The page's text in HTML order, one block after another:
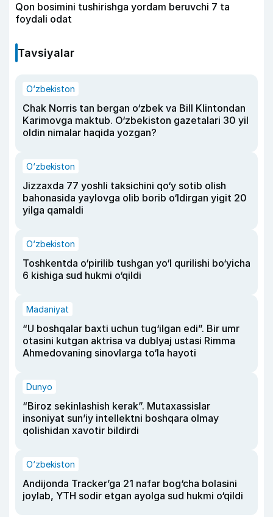
Qon bosimini tushirishga yordam beruvchi 7 ta
foydali odat
Tavsiyalar
O‘zbekiston
Chak Norris tan bergan o‘zbek va Bill Klintondan
Karimovga maktub. O‘zbekiston gazetalari 30 yil
oldin nimalar haqida yozgan?
O‘zbekiston
Jizzaxda 77 yoshli taksichini qo‘y sotib olish
bahonasida yaylovga olib borib o‘ldirgan yigit 20
yilga qamaldi
O‘zbekiston
Toshkentda o‘pirilib tushgan yo‘l qurilishi bo‘yicha
6 kishiga sud hukmi o‘qildi
Madaniyat
“U boshqalar baxti uchun tug‘ilgan edi”. Bir umr
otasini kutgan aktrisa va dublyaj ustasi Rimma
Ahmedovaning sinovlarga to‘la hayoti
Dunyo
“Biroz sekinlashish kerak”. Mutaxassislar
insoniyat sun’iy intellektni boshqara olmay
qolishidan xavotir bildirdi
O‘zbekiston
Andijonda Tracker’ga 21 nafar bog‘cha bolasini
joylab, YTH sodir etgan ayolga sud hukmi o‘qildi